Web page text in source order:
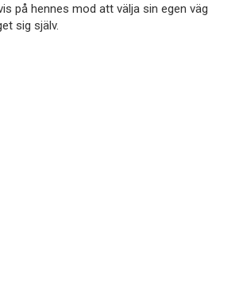
på hennes mod att välja sin egen väg
sig själv.